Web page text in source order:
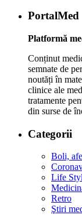
PortalMed
Platformă
Conținut
semnate de
noutăți în
clinice ale
tratamente
din surse de
Categorii
Boli,
Life
Retro
Ştiri